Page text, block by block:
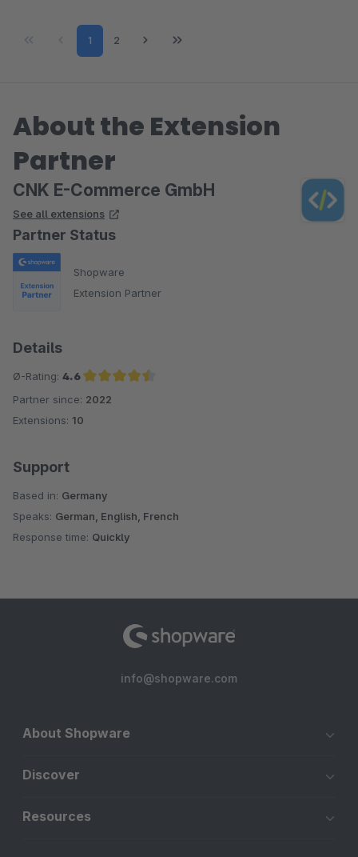
Page
1 Page
2
About the Extension
Partner
CNK E-Commerce GmbH
See all extensions
Partner Status
Shopware
Extension Partner
Details
Ø-Rating: 4.6
Average rating of 4.6 out of 5 stars
Partner since: 2022
Extensions: 10
Support
Based in: Germany
Speaks: German, English, French
Response time: Quickly
info@shopware.com
About Shopware
Discover
Resources